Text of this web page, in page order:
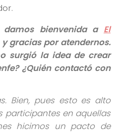
damos bienvenida a El
y gracias por atendernos.
surgió la idea de crear
¿Quién contactó con
Bien, pues esto es alto
participantes en aquellas
hicimos un pacto de